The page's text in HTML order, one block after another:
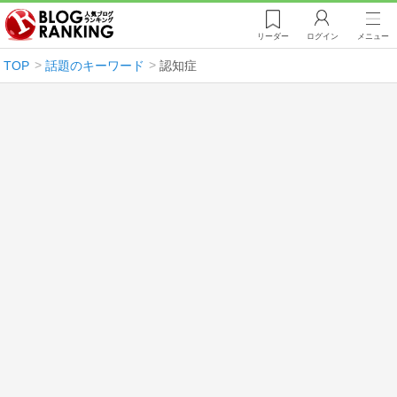
リーダー ログイン メニュー
TOP 話題のキーワード 認知症